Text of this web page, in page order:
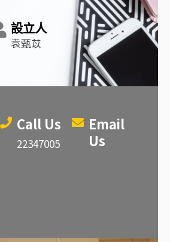
設立人
袁甄苡
Call Us
22347005
Email
Us